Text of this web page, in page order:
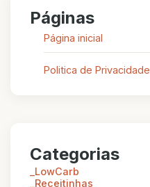
Páginas
Página inicial
Politica de Privacidade
Categorias
_LowCarb
_Receitinhas